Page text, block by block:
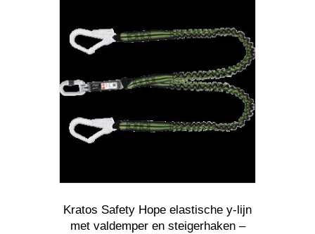
Kratos Safety Hope elastische y-lijn
met valdemper en steigerhaken –